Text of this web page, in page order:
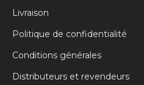
Livraison
Politique de confidentialité
Conditions générales
Distributeurs et revendeurs